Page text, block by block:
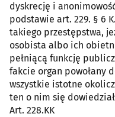
dyskrecję i
podstawie art. 229. § 6
takiego przestępstwa,
osobista albo ich
pełniącą funkcję
fakcie organ powołany
wszystkie istotne
ten o nim się
Art. 228.KK